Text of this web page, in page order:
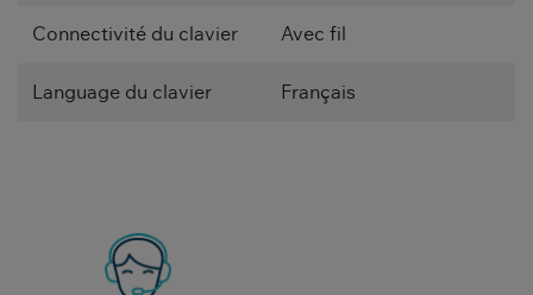
Connectivité du clavier Avec fil
Language du clavier Français